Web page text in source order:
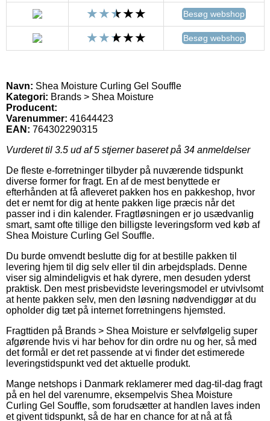
Besøg webshop
Besøg webshop
Navn: Shea Moisture Curling Gel Souffle
Kategori: Brands > Shea Moisture
Producent:
Varenummer: 41644423
EAN: 764302290315
Vurderet til 3.5 ud af 5 stjerner baseret på 34 anmeldelser
De fleste e-forretninger tilbyder på nuværende tidspunkt
diverse former for fragt. En af de mest benyttede er
efterhånden at få afleveret pakken hos en pakkeshop, hvor
det er nemt for dig at hente pakken lige præcis når det
passer ind i din kalender. Fragtløsningen er jo usædvanlig
smart, samt ofte tillige den billigste leveringsform ved køb af
Shea Moisture Curling Gel Souffle.
Du burde omvendt beslutte dig for at bestille pakken til
levering hjem til dig selv eller til din arbejdsplads. Denne
viser sig almindeligvis et hak dyrere, men desuden yderst
praktisk. Den mest prisbevidste leveringsmodel er utvivlsomt
at hente pakken selv, men den løsning nødvendiggør at du
opholder dig tæt på internet forretningens hjemsted.
Fragttiden på Brands > Shea Moisture er selvfølgelig super
afgørende hvis vi har behov for din ordre nu og her, så med
det formål er det ret passende at vi finder det estimerede
leveringstidspunkt ved det aktuelle produkt.
Mange netshops i Danmark reklamerer med dag-til-dag fragt
på en hel del varenumre, eksempelvis Shea Moisture
Curling Gel Souffle, som forudsætter at handlen laves inden
et givent tidspunkt, så de har en chance for at nå at få